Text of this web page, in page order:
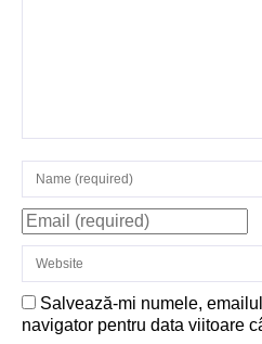
Salvează-mi numele,
navigator pentru data viitoare